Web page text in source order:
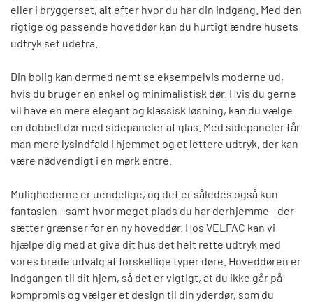
eller i bryggerset, alt efter hvor du har din indgang. Med den
rigtige og passende hoveddør kan du hurtigt ændre husets
udtryk set udefra.
Din bolig kan dermed nemt se eksempelvis moderne ud,
hvis du bruger en enkel og minimalistisk dør. Hvis du gerne
vil have en mere elegant og klassisk løsning, kan du vælge
en dobbeltdør med sidepaneler af glas. Med sidepaneler får
man mere lysindfald i hjemmet og et lettere udtryk, der kan
være nødvendigt i en mørk entré.
Mulighederne er uendelige, og det er således også kun
fantasien - samt hvor meget plads du har derhjemme - der
sætter grænser for en ny hoveddør. Hos VELFAC kan vi
hjælpe dig med at give dit hus det helt rette udtryk med
vores brede udvalg af forskellige typer døre. Hoveddøren er
indgangen til dit hjem, så det er vigtigt, at du ikke går på
kompromis og vælger et design til din yderdør, som du